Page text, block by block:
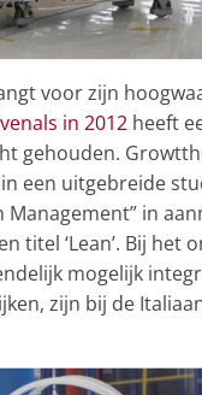
voor zijn
in 2012 heeft
gehouden.
een uitgebreide
in
titel ‘Lean’. Bij het
mogelijk
zijn bij de